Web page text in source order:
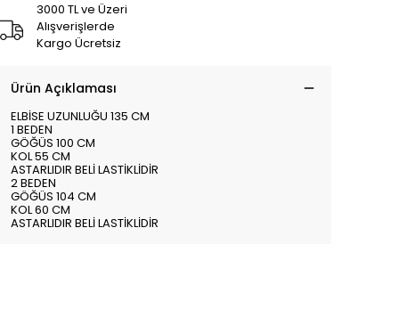
3000 TL ve Üzeri
Alışverişlerde
Kargo Ücretsiz
Ürün Açıklaması
ELBİSE UZUNLUĞU 135 CM
1 BEDEN
GÖĞÜS 100 CM
KOL 55 CM
ASTARLIDIR BELİ LASTİKLİDİR
2 BEDEN
GÖĞÜS 104 CM
KOL 60 CM
ASTARLIDIR BELİ LASTİKLİDİR